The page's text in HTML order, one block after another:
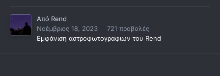
Από Rend
Νοέμβριος 18, 2023
721 προβολές
Εμφάνιση αστροφωτογραφιών του Rend